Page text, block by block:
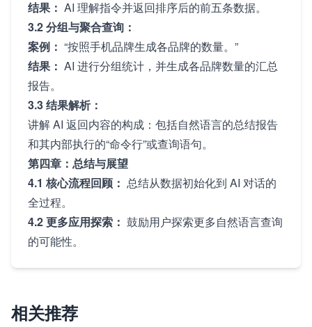
结果： AI 理解指令并返回排序后的前五条数据。
3.2 分组与聚合查询：
案例： “按照手机品牌生成各品牌的数量。”
结果： AI 进行分组统计，并生成各品牌数量的汇总
报告。
3.3 结果解析：
讲解 AI 返回内容的构成：包括自然语言的总结报告
和其内部执行的“命令行”或查询语句。
第四章：总结与展望
4.1 核心流程回顾： 总结从数据初始化到 AI 对话的
全过程。
4.2 更多应用探索： 鼓励用户探索更多自然语言查询
的可能性。
相关推荐